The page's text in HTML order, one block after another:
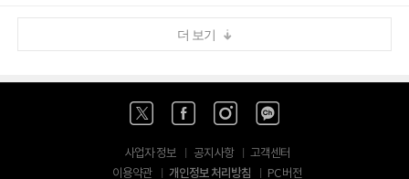
더 보기
사업자 정보 공지사항
고객센터
이용약관
개인정보 처리방침 PC 버전